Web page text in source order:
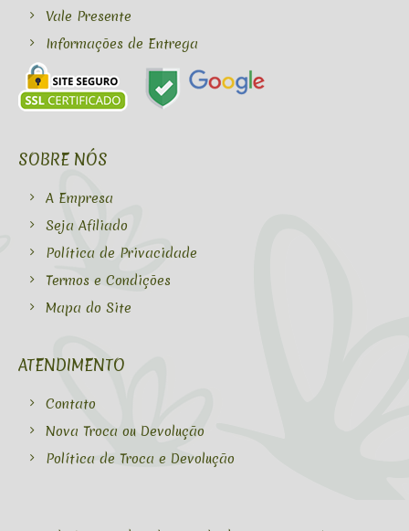
Vale Presente
Informações de Entrega
SOBRE NÓS
A Empresa
Seja Afiliado
Política de Privacidade
Termos e Condições
Mapa do Site
ATENDIMENTO
Contato
Nova Troca ou Devolução
Política de Troca e Devolução